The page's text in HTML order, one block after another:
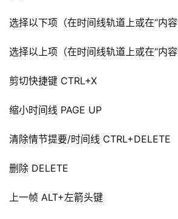
资
会
专
选择以下项（在时间线轨道上或在“内
选择以上项（在时间线轨道上或在“内
剪切快捷键 CTRL+X
缩小时间线 PAGE UP
清除情节提要/时间线 CTRL+DELETE
删除 DELETE
上一帧 ALT+左箭头键